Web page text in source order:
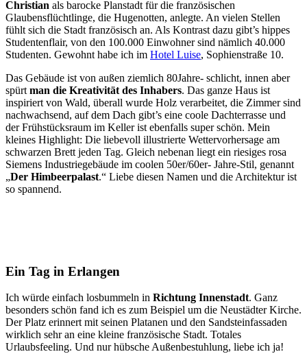
Christian als barocke Planstadt für die französischen
Glaubensflüchtlinge, die Hugenotten, anlegte. An vielen Stellen
fühlt sich die Stadt französisch an. Als Kontrast dazu gibt’s hippes
Studentenflair, von den 100.000 Einwohner sind nämlich 40.000
Studenten. Gewohnt habe ich im Hotel Luise, Sophienstraße 10.
Das Gebäude ist von außen ziemlich 80Jahre- schlicht, innen aber
spürt man die Kreativität des Inhabers. Das ganze Haus ist
inspiriert von Wald, überall wurde Holz verarbeitet, die Zimmer sind
nachwachsend, auf dem Dach gibt’s eine coole Dachterrasse und
der Frühstücksraum im Keller ist ebenfalls super schön. Mein
kleines Highlight: Die liebevoll illustrierte Wettervorhersage am
schwarzen Brett jeden Tag. Gleich nebenan liegt ein riesiges rosa
Siemens Industriegebäude im coolen 50er/60er- Jahre-Stil, genannt
„Der Himbeerpalast.“ Liebe diesen Namen und die Architektur ist
so spannend.
Ein Tag in Erlangen
Ich würde einfach losbummeln in Richtung Innenstadt. Ganz
besonders schön fand ich es zum Beispiel um die Neustädter Kirche.
Der Platz erinnert mit seinen Platanen und den Sandsteinfassaden
wirklich sehr an eine kleine französische Stadt. Totales
Urlaubsfeeling. Und nur hübsche Außenbestuhlung, liebe ich ja!